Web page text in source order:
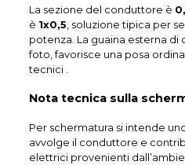
La sezione del conduttore è
è 1x0,5 , soluzione tipica per
potenza. La guaina esterna di
foto, favorisce una posa
tecnici .
Nota tecnica sulla
Per schermatura si intende
avvolge il conduttore e
elettrici provenienti